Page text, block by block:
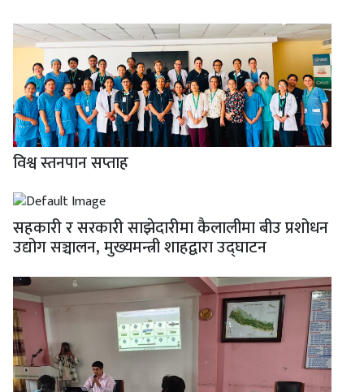
विश्व स्तनपान सप्ताह
सहकारी र सरकारी साझेदारीमा कैलालीमा बीउ प्रशोधन
उद्योग सञ्चालन, मुख्यमन्त्री शाहद्वारा उद्घाटन